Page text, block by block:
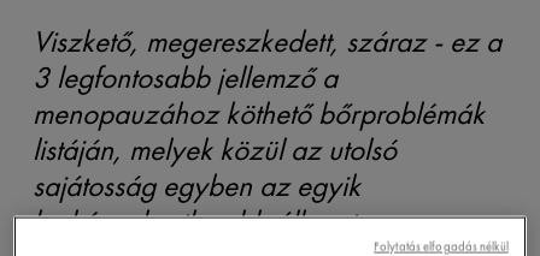
Viszkető, megereszkedett, száraz - ez a
3 legfontosabb jellemző a
menopauzához köthető bőrproblémák
listáján, melyek közül az utolsó
sajátosság egyben az egyik
legkényelmetlenebb állapot.
Folytatás elfogadás nélkül